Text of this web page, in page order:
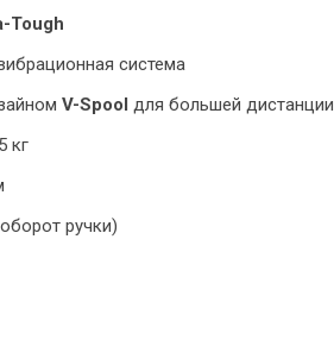
Tough
система
V-Spool для большей дистанции
кг
ручки)